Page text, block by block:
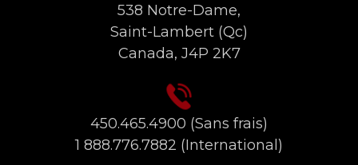
538 Notre-Dame,
Saint-Lambert (Qc)
Canada, J4P 2K7
450.465.4900 (Sans frais)
1 888.776.7882 (International)